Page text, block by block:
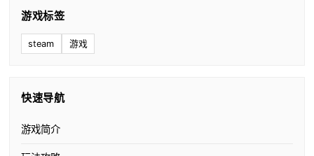
游戏标签
steam 游戏
快速导航
游戏简介